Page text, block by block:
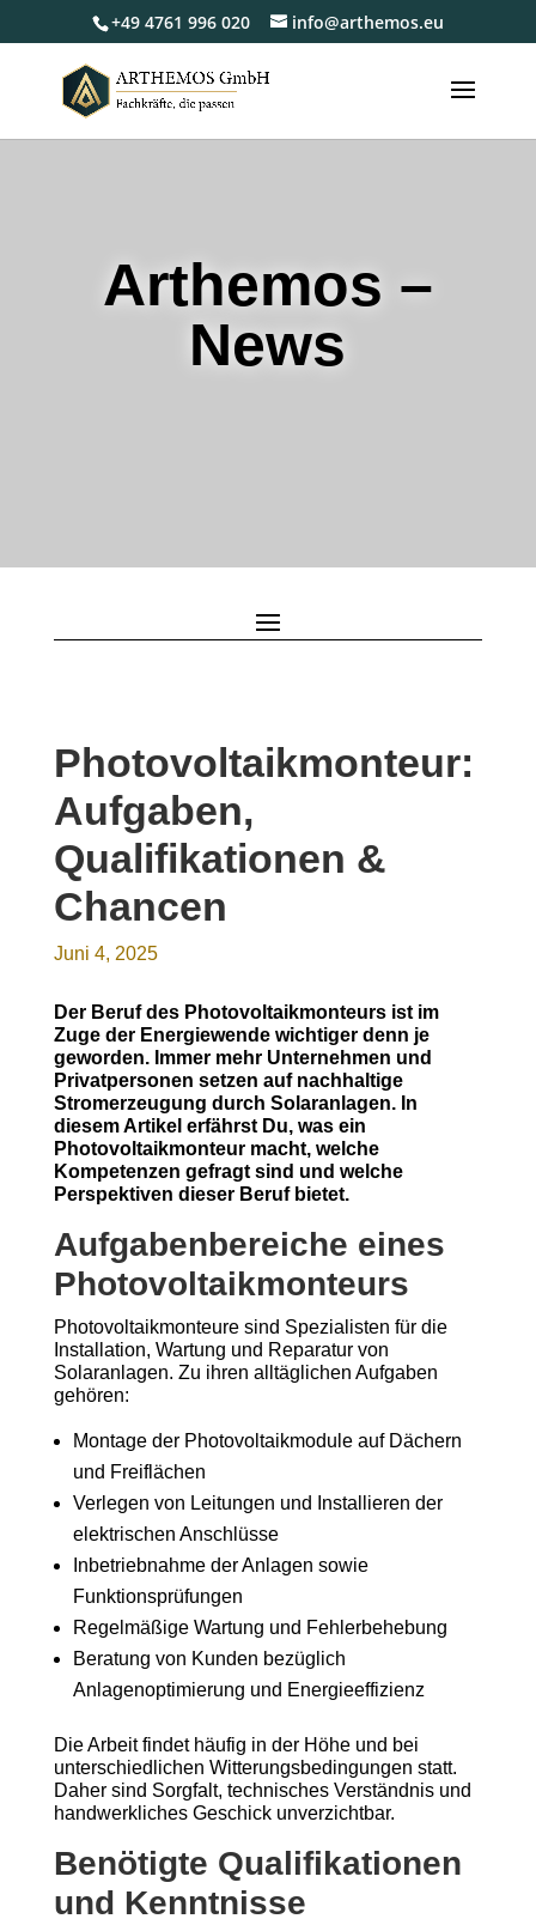
+49 4761 996 020 info@arthemos.eu
Arthemos –
News
Photovoltaikmonteur:
Aufgaben,
Qualifikationen &
Chancen
Juni 4, 2025
Der Beruf des Photovoltaikmonteurs ist im
Zuge der Energiewende wichtiger denn je
geworden. Immer mehr Unternehmen und
Privatpersonen setzen auf nachhaltige
Stromerzeugung durch Solaranlagen. In
diesem Artikel erfährst Du, was ein
Photovoltaikmonteur macht, welche
Kompetenzen gefragt sind und welche
Perspektiven dieser Beruf bietet.
Aufgabenbereiche eines
Photovoltaikmonteurs
Photovoltaikmonteure sind Spezialisten für die
Installation, Wartung und Reparatur von
Solaranlagen. Zu ihren alltäglichen Aufgaben
gehören:
Montage der Photovoltaikmodule auf Dächern
und Freiflächen
Verlegen von Leitungen und Installieren der
elektrischen Anschlüsse
Inbetriebnahme der Anlagen sowie
Funktionsprüfungen
Regelmäßige Wartung und Fehlerbehebung
Beratung von Kunden bezüglich
Anlagenoptimierung und Energieeffizienz
Die Arbeit findet häufig in der Höhe und bei
unterschiedlichen Witterungsbedingungen statt.
Daher sind Sorgfalt, technisches Verständnis und
handwerkliches Geschick unverzichtbar.
Benötigte Qualifikationen
und Kenntnisse